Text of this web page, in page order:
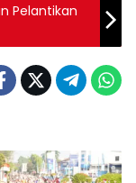
Pelantikan